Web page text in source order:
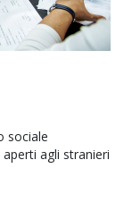
sociale
agli stranieri